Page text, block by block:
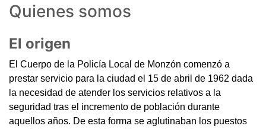
Quienes somos
El origen
El Cuerpo de la Policía Local de Monzón comenzó a
prestar servicio para la ciudad el 15 de abril de 1962 dada
la necesidad de atender los servicios relativos a la
seguridad tras el incremento de población durante
aquellos años. De esta forma se aglutinaban los puestos